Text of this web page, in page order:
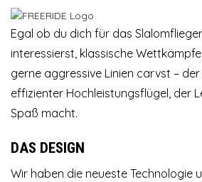
Egal ob du dich für das
interessierst, klassische
gerne aggressive Linien carvst – der
effizienter Hochleistungsflügel, der
Spaß macht.
DAS DESIGN
Wir haben die neueste Technologie